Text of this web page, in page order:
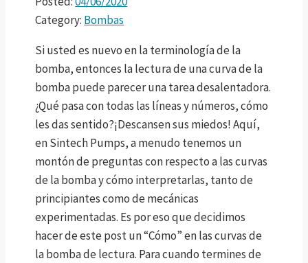
Category: Bombas
Si usted es nuevo en la terminología de la
bomba, entonces la lectura de una curva de la
bomba puede parecer una tarea desalentadora.
¿Qué pasa con todas las líneas y números, cómo
les das sentido?¡Descansen sus miedos! Aquí,
en Sintech Pumps, a menudo tenemos un
montón de preguntas con respecto a las curvas
de la bomba y cómo interpretarlas, tanto de
principiantes como de mecánicas
experimentadas. Es por eso que decidimos
hacer de este post un “Cómo” en las curvas de
la bomba de lectura. Para cuando termines de